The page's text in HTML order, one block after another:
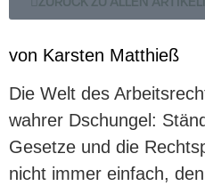
von Karsten Matthieß
Die Welt des
wahrer Dschungel:
Gesetze und die
nicht immer einfach,